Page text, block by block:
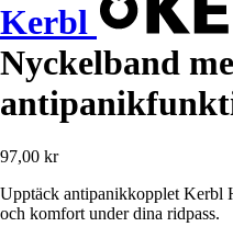
Kerbl
Nyckelband
97,00 kr
Upptäck antipanikkopplet Kerbl
och komfort under dina ridpass.